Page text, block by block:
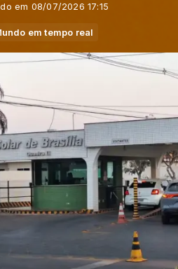
em 08/07/2026 17:15
em tempo real